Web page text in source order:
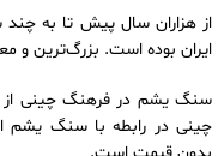
از هزاران سال پیش تا به
ایران بوده است. بزرگ‌ترین
سنگ یشم در فرهنگ چینی از
چینی در رابطه با سنگ یشم